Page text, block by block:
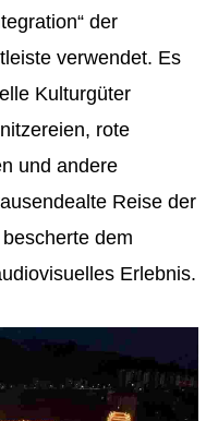
der
verwendet. Es
Kulturgüter
rote
und andere
Reise der
dem
Erlebnis.